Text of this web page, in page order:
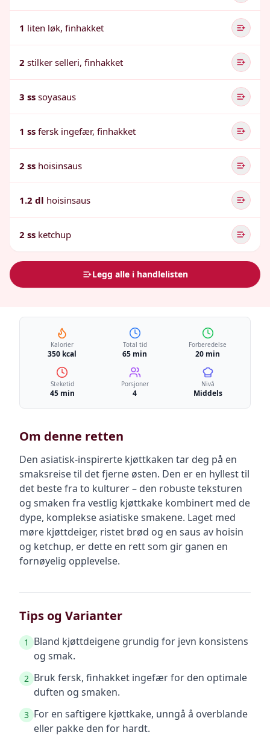
1 liten løk, finhakket
2 stilker selleri, finhakket
3 ss soyasaus
1 ss fersk ingefær, finhakket
2 ss hoisinsaus
1.2 dl hoisinsaus
2 ss ketchup
Legg alle i handlelisten
Kalorier
350 kcal
Total tid
65 min
Forberedelse
20 min
Steketid
45 min
Porsjoner
4
Nivå
Middels
Om denne retten
Den asiatisk-inspirerte kjøttkaken tar deg på en
smaksreise til det fjerne østen. Den er en hyllest til
det beste fra to kulturer – den robuste teksturen
og smaken fra vestlig kjøttkake kombinert med de
dype, komplekse asiatiske smakene. Laget med
møre kjøttdeiger, ristet brød og en saus av hoisin
og ketchup, er dette en rett som gir ganen en
fornøyelig opplevelse.
Tips og Varianter
1
Bland kjøttdeigene grundig for jevn konsistens
og smak.
2 Bruk fersk, finhakket ingefær for den optimale
duften og smaken.
3 For en saftigere kjøttkake, unngå å overblande
eller pakke den for hardt.